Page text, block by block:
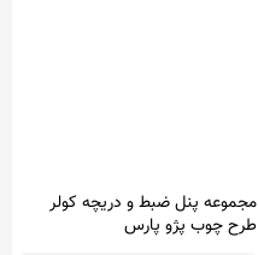
مجموعه پنل ضبط و دریچه کولر
طرح چوب پژو پارس